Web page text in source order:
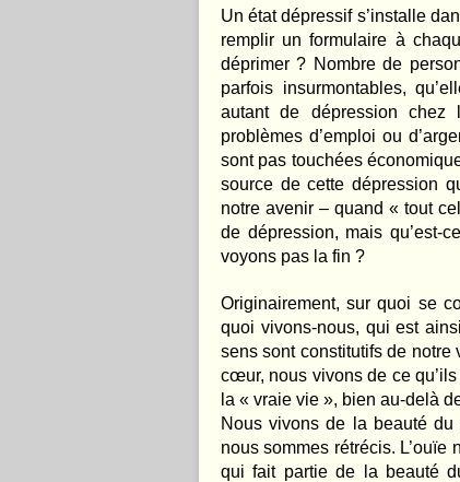
Un état dépressif s’installe
remplir un formulaire à
déprimer ? Nombre de
parfois insurmontables,
autant de dépression chez
problèmes d’emploi ou
sont pas touchées
source de cette dépression
notre avenir – quand « tout
de dépression, mais qu’est-
voyons pas la fin ?
Originairement, sur quoi se
quoi vivons-nous, qui est
sens sont constitutifs de
cœur, nous vivons de ce
la « vraie vie », bien au-delà
Nous vivons de la beauté
nous sommes rétrécis.
qui fait partie de la beauté